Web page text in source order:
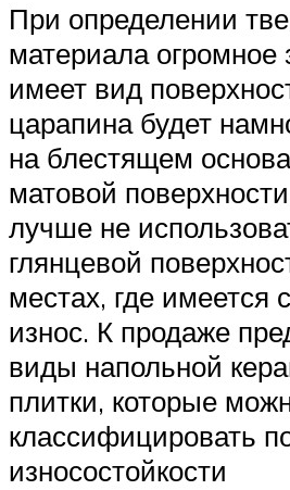
При определении
материала огромное
имеет вид
царапина будет
на блестящем
матовой
лучше не
глянцевой
местах, где имеется
износ. К продаже
виды напольной
плитки, которые
классифицировать
износостойкости